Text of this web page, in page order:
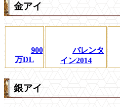
金アイ
900
万DL
バレンタ
イン2014
銀アイ